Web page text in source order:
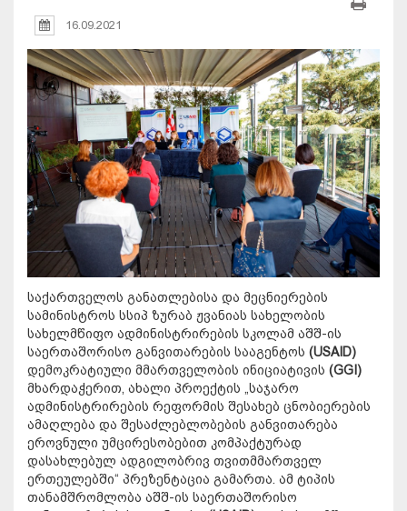
16.09.2021
საქართველოს განათლებისა და მეცნიერების
სამინისტროს სსიპ ზურაბ ჟვანიას სახელობის
სახელმწიფო ადმინისტრირების სკოლამ აშშ-ის
საერთაშორისო განვითარების სააგენტოს (USAID)
დემოკრატიული მმართველობის ინიციატივის (GGI)
მხარდაჭერით, ახალი პროექტის „საჯარო
ადმინისტრირების რეფორმის შესახებ ცნობიერების
ამაღლება და შესაძლებლობების განვითარება
ეროვნული უმცირესობებით კომპაქტურად
დასახლებულ ადგილობრივ თვითმმართველ
ერთეულებში“ პრეზენტაცია გამართა. ამ ტიპის
თანამშრომლობა აშშ-ის საერთაშორისო